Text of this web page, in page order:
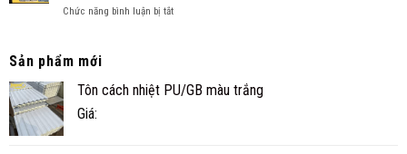
CÔNG
CÀ
Chức năng bình luận bị tắtở
KHÔNG?
Sản phẩm mới
Tôn cách nhiệt PU/GB màu trắng
Giá: